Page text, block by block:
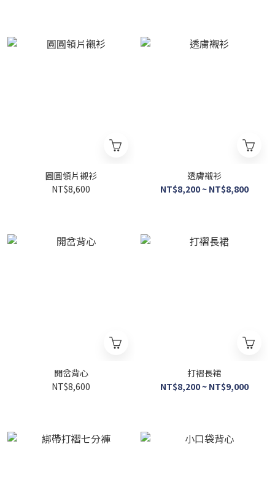
圓圓領片襯衫
NT$8,600
透膚襯衫
NT$8,200 ~ NT$8,800
開岔背心
NT$8,600
打褶長裙
NT$8,200 ~ NT$9,000